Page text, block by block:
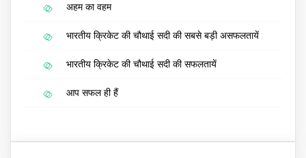
अहम का वहम
भारतीय क्रिकेट की चौथाई सदी की सबसे बड़ी असफलतायें
भारतीय क्रिकेट की चौथाई सदी की सफलतायें
आप सफल ही हैं